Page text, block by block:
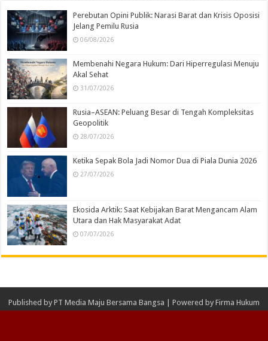
Perebutan Opini Publik: Narasi Barat dan Krisis Oposisi
Jelang Pemilu Rusia
06/08/2026
Membenahi Negara Hukum: Dari Hiperregulasi Menuju
Akal Sehat
31/07/2026
Rusia–ASEAN: Peluang Besar di Tengah Kompleksitas
Geopolitik
28/07/2026
Ketika Sepak Bola Jadi Nomor Dua di Piala Dunia 2026
27/07/2026
Ekosida Arktik: Saat Kebijakan Barat Mengancam Alam
Utara dan Hak Masyarakat Adat
07/07/2026
Published by PT Media Maju Bersama Bangsa | Powered by Firma Hukum